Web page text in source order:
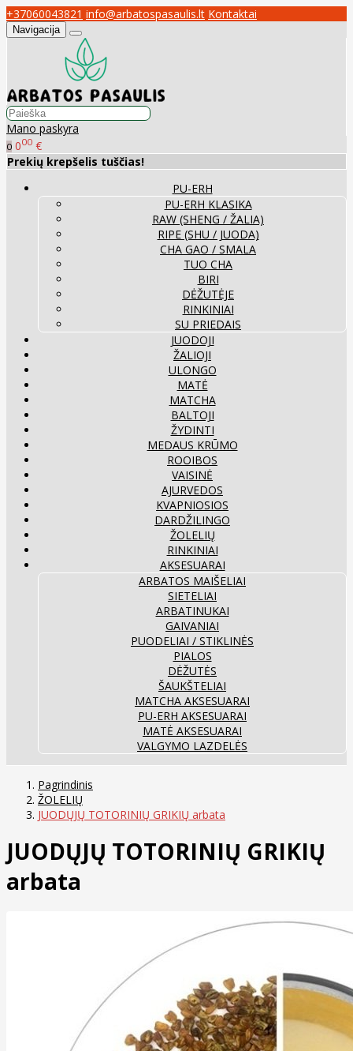
+37060043821 info@arbatospasaulis.lt Kontaktai
Navigacija
Mano paskyra
0 000 €
Prekių krepšelis tuščias!
PU-ERH
PU-ERH KLASIKA
RAW (SHENG / ŽALIA)
RIPE (SHU / JUODA)
CHA GAO / SMALA
TUO CHA
BIRI
DĖŽUTĖJE
RINKINIAI
SU PRIEDAIS
JUODOJI
ŽALIOJI
ULONGO
MATĖ
MATCHA
BALTOJI
ŽYDINTI
MEDAUS KRŪMO
ROOIBOS
VAISINĖ
AJURVEDOS
KVAPNIOSIOS
DARDŽILINGO
ŽOLELIŲ
RINKINIAI
AKSESUARAI
ARBATOS MAIŠELIAI
SIETELIAI
ARBATINUKAI
GAIVANIAI
PUODELIAI / STIKLINĖS
PIALOS
DĖŽUTĖS
ŠAUKŠTELIAI
MATCHA AKSESUARAI
PU-ERH AKSESUARAI
MATĖ AKSESUARAI
VALGYMO LAZDELĖS
Pagrindinis
ŽOLELIŲ
JUODŲJŲ TOTORINIŲ GRIKIŲ arbata
JUODŲJŲ TOTORINIŲ GRIKIŲ
arbata